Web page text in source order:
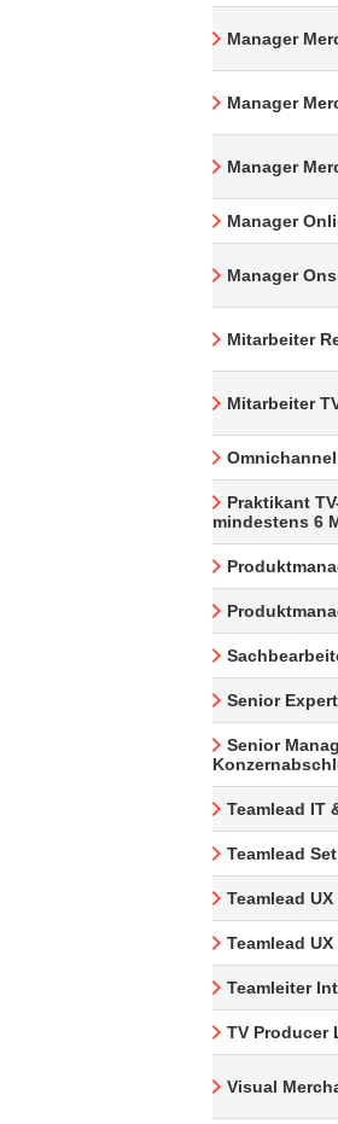
Manager
Manager
Manager
Manager
Manager
Mitarbeiter
Mitarbeiter
Praktikant
mindestens 6
Senior
Senior
Teamlead IT
Teamlead
Teamlead
Teamlead
Teamleiter
TV Producer
Visual